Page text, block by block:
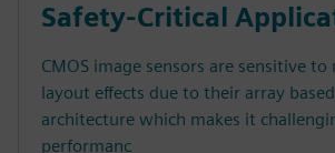
Safety-Critical
CMOS image sensors are sensitive to
layout effects due to their array
architecture which makes it
performanc